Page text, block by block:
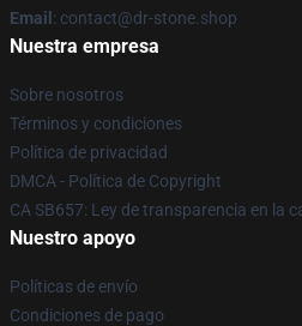
Email : contact@dr-stone.shop
Nuestra empresa
Sobre nosotros
Términos y condiciones
Política de privacidad
DMCA - Política de Copyright
CA SB657: Ley de transparencia en la
Nuestro apoyo
Políticas de envío
Condiciones de pago